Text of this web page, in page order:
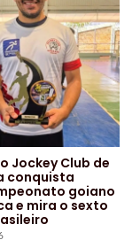
Jockey Club de
conquista
goiano
e mira o sexto